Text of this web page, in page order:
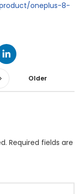
oneplus-8-
Older
Required fields are